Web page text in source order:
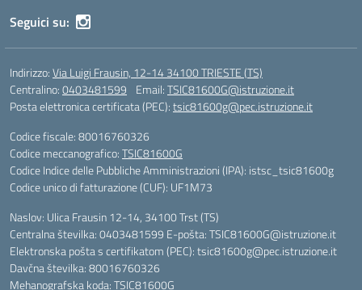
Seguici su:
Indirizzo:Via Luigi Frausin, 12-14 34100 TRIESTE (TS)
Centralino:0403481599 Email:TSIC81600G@istruzione.it
Posta elettronica certificata (PEC):tsic81600g@pec.istruzione.it
Codice fiscale: 80016760326
Codice meccanografico:TSIC81600G
Codice Indice delle Pubbliche Amministrazioni (IPA): istsc_tsic81600g
Codice unico di fatturazione (CUF): UF1M73
Naslov: Ulica Frausin 12-14, 34100 Trst (TS)
Centralna številka: 0403481599 E-pošta: TSIC81600G@istruzione.it
Elektronska pošta s certifikatom (PEC): tsic81600g@pec.istruzione.it
Davčna številka: 80016760326
Mehanografska koda: TSIC81600G